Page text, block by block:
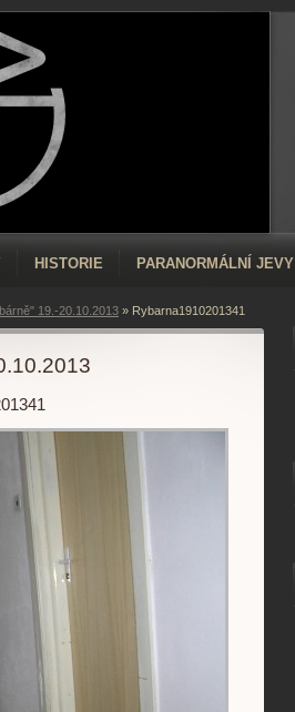
HISTORIE PARANORMÁLNÍ JEVY
19.-20.10.2013 » Rybarna1910201341